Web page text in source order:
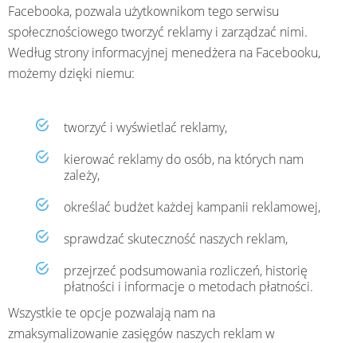
Facebooka, pozwala użytkownikom tego serwisu
społecznościowego tworzyć reklamy i zarządzać nimi.
Według strony informacyjnej menedżera na Facebooku,
możemy dzięki niemu:
tworzyć i wyświetlać reklamy,
kierować reklamy do osób, na których nam
zależy,
określać budżet każdej kampanii reklamowej,
sprawdzać skuteczność naszych reklam,
przejrzeć podsumowania rozliczeń, historię
płatności i informacje o metodach płatności.
Wszystkie te opcje pozwalają nam na
zmaksymalizowanie zasięgów naszych reklam w